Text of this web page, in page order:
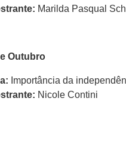
Marilda Pasqual
Outubro
Importância da
Nicole Contini